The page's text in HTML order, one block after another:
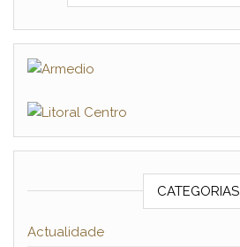
CATEGORIAS
Actualidade